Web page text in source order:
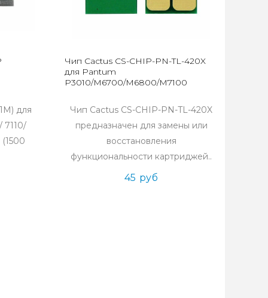
для
7110/
Чип Cactus CS-CHIP-PN-TL-420X
для Pantum
P3010/M6700/M6800/M7100
Чип Cactus CS-CHIP-PN-TL-420X
предназначен для замены или
восстановления
функциональности картриджей..
45 руб